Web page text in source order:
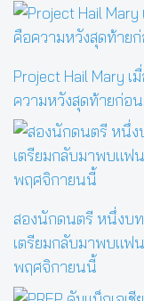
Project Hail Mary
ความหวังสุดท้ายก่อ
สองนักดนตรี หนึ่งบท
เตรียมกลับมาพบแฟ
พฤศจิกายนนี้